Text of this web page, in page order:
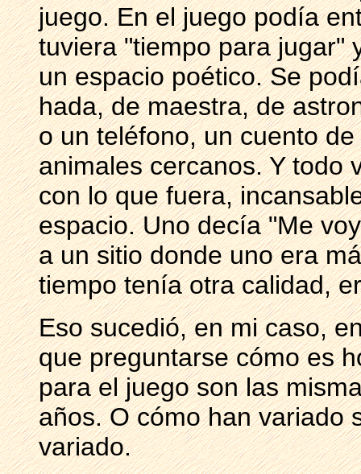
juego. En el juego podía
tuviera "tiempo para jugar"
un espacio poético. Se
hada, de maestra, de
o un teléfono, un cuento
animales cercanos. Y todo
con lo que fuera,
espacio. Uno decía "Me
a un sitio donde uno era
tiempo tenía otra calidad,
Eso sucedió, en mi caso,
que preguntarse cómo es
para el juego son las
años. O cómo han variado
variado.